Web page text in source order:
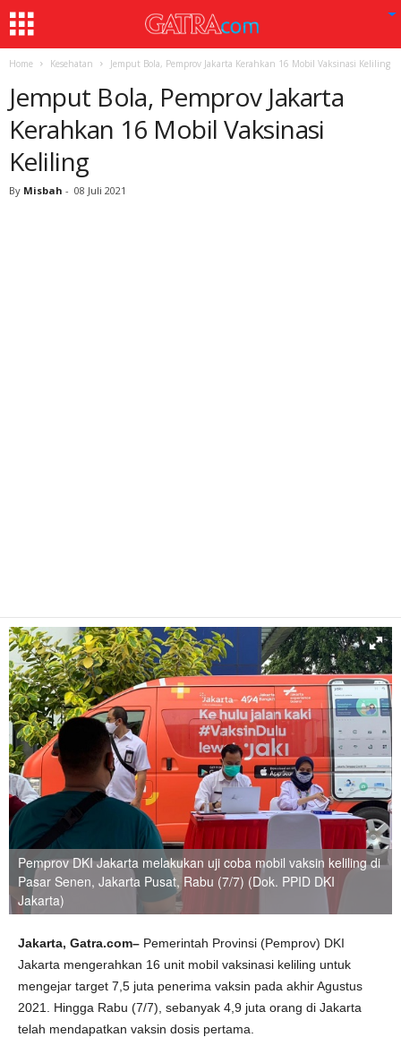
Home Kesehatan Jemput Bola, Pemprov Jakarta Kerahkan 16 Mobil Vaksinasi Keliling
Jemput Bola, Pemprov Jakarta
Kerahkan 16 Mobil Vaksinasi
Keliling
By Misbah - 08 Juli 2021
Pemprov DKI Jakarta melakukan uji coba mobil vaksin keliling di
Pasar Senen, Jakarta Pusat, Rabu (7/7) (Dok. PPID DKI
Jakarta)
Jakarta, Gatra.com– Pemerintah Provinsi (Pemprov) DKI
Jakarta mengerahkan 16 unit mobil vaksinasi keliling untuk
mengejar target 7,5 juta penerima vaksin pada akhir Agustus
2021. Hingga Rabu (7/7), sebanyak 4,9 juta orang di Jakarta
telah mendapatkan vaksin dosis pertama.